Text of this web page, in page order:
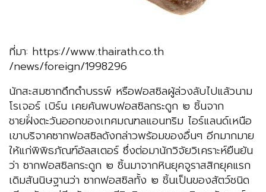
ที่มา: https://www.thairath.co.th
/news/foreign/1998296
นักสะสมซากดึกดำบรรพ์ หรือฟอสซิลผู้ล่วงลับไปแล้วนาม
โรเจอร์ เบิร์น เคยค้นพบฟอสซิลกระดูก ๒ ชิ้นจาก
ชายฝั่งตะวันออกของเทศมณฑลแอนทริม ไอร์แลนด์เหนือ
เขาบริจาคซากฟอสซิลดังกล่าวพร้อมของอื่นๆ อีกมากมาย
ให้แก่พิพิธภัณฑ์อัลสเตอร์ ซึ่งต่อมานักวิจัยวิเคราะห์ยืนยัน
ว่า ซากฟอสซิลกระดูก ๒ ชิ้นมาจากหินยุคจูราสสิกยุคแรก
เดิมสันนิษฐานว่า ซากฟอสซิลทั้ง ๒ ชิ้นเป็นของสัตว์ชนิด